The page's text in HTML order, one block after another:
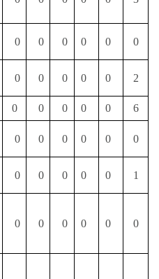
0 0 0 0 0 0
0 0 0 0 0 2
0 0 0 0 0
6
0 0 0 0 0 0
0 0 0 0 0 1
0 0 0 0 0 0